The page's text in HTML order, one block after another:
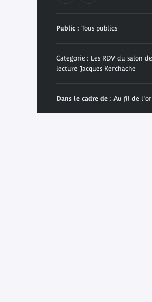
Public : Tous publics
Categorie : Les RDV du salon de
lecture Jacques Kerchache
Dans le cadre de : Au fil de l'or